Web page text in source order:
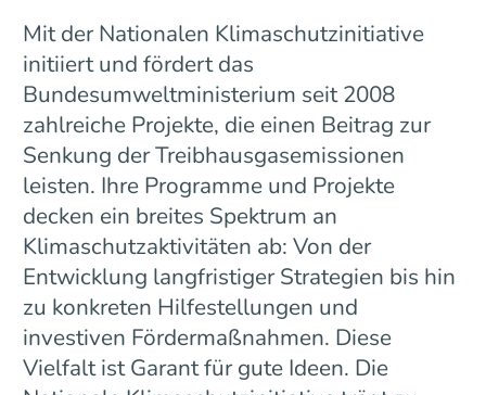
Mit der Nationalen Klimaschutzinitiative
initiiert und fördert das
Bundesumweltministerium seit 2008
zahlreiche Projekte, die einen Beitrag zur
Senkung der Treibhausgasemissionen
leisten. Ihre Programme und Projekte
decken ein breites Spektrum an
Klimaschutzaktivitäten ab: Von der
Entwicklung langfristiger Strategien bis hin
zu konkreten Hilfestellungen und
investiven Fördermaßnahmen. Diese
Vielfalt ist Garant für gute Ideen. Die